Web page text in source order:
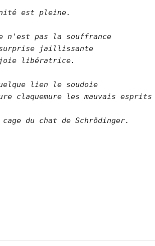
unité est pleine.
n'est pas la souffrance
jaillissante
joie libératrice.
lien le soudoie
claquemure les mauvais
cage du chat de Schrödinger.